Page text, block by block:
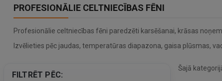
PROFESIONĀLIE CELTNIECĪBAS FĒNI
Profesionālie celtniecības fēni paredzēti karsēšanai, krāsas
Izvēlieties pēc jaudas, temperatūras diapazona, gaisa plūsmas,
FILTRĒT PĒC:
Šajā